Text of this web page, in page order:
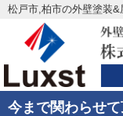
松戸市,柏市の外壁塗装
今まで関わらせ